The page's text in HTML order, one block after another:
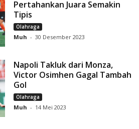
Pertahankan Juara Semakin
Tipis
Olahraga
Muh - 30 Desember 2023
Napoli Takluk dari Monza,
Victor Osimhen Gagal Tambah
Gol
Olahraga
Muh - 14 Mei 2023